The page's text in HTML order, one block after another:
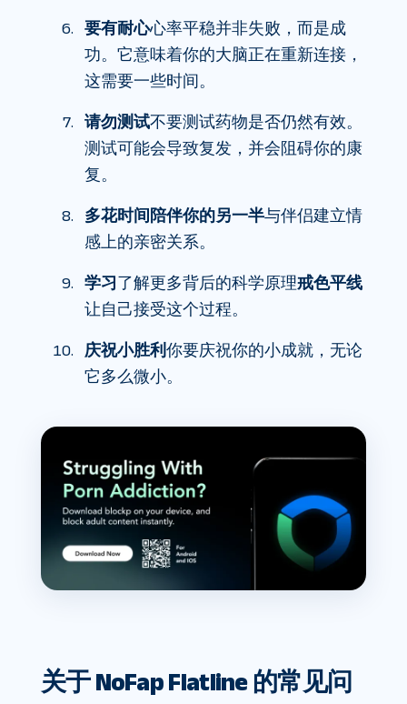
要有耐心心率平稳并非失败，而是成
功。它意味着你的大脑正在重新连接，
这需要一些时间。
请勿测试不要测试药物是否仍然有效。
测试可能会导致复发，并会阻碍你的康
复。
多花时间陪伴你的另一半与伴侣建立情
感上的亲密关系。
学习 了解更多背后的科学原理戒色平线
让自己接受这个过程。
庆祝小胜利 你要庆祝你的小成就，无论
它多么微小。
关于 NoFap Flatline 的常见问